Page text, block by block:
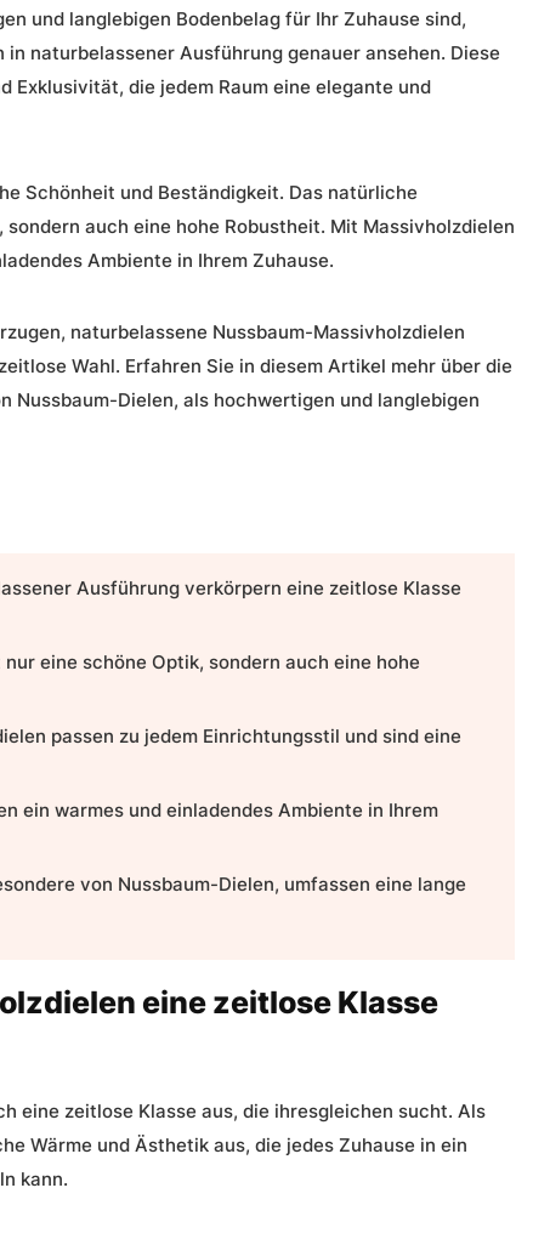
und langlebigen Bodenbelag für Ihr Zuhause sind,
in naturbelassener Ausführung genauer ansehen. Diese
Exklusivität, die jedem Raum eine elegante und
Schönheit und Beständigkeit. Das natürliche
auch eine hohe Robustheit. Mit Massivholzdielen
Ambiente in Ihrem Zuhause.
naturbelassene Nussbaum-Massivholzdielen
Wahl. Erfahren Sie in diesem Artikel mehr über die
Nussbaum-Dielen, als hochwertigen und langlebigen
Ausführung verkörpern eine zeitlose Klasse
eine schöne Optik, sondern auch eine hohe
passen zu jedem Einrichtungsstil und sind eine
ein warmes und einladendes Ambiente in Ihrem
von Nussbaum-Dielen, umfassen eine lange
eine zeitlose Klasse
eine zeitlose Klasse aus, die ihresgleichen sucht. Als
Wärme und Ästhetik aus, die jedes Zuhause in ein
kann.